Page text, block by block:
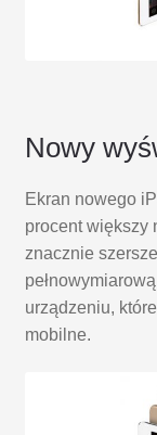
Nowy
Ekran nowego
procent większy
znacznie
urządzeniu,
mobilne.